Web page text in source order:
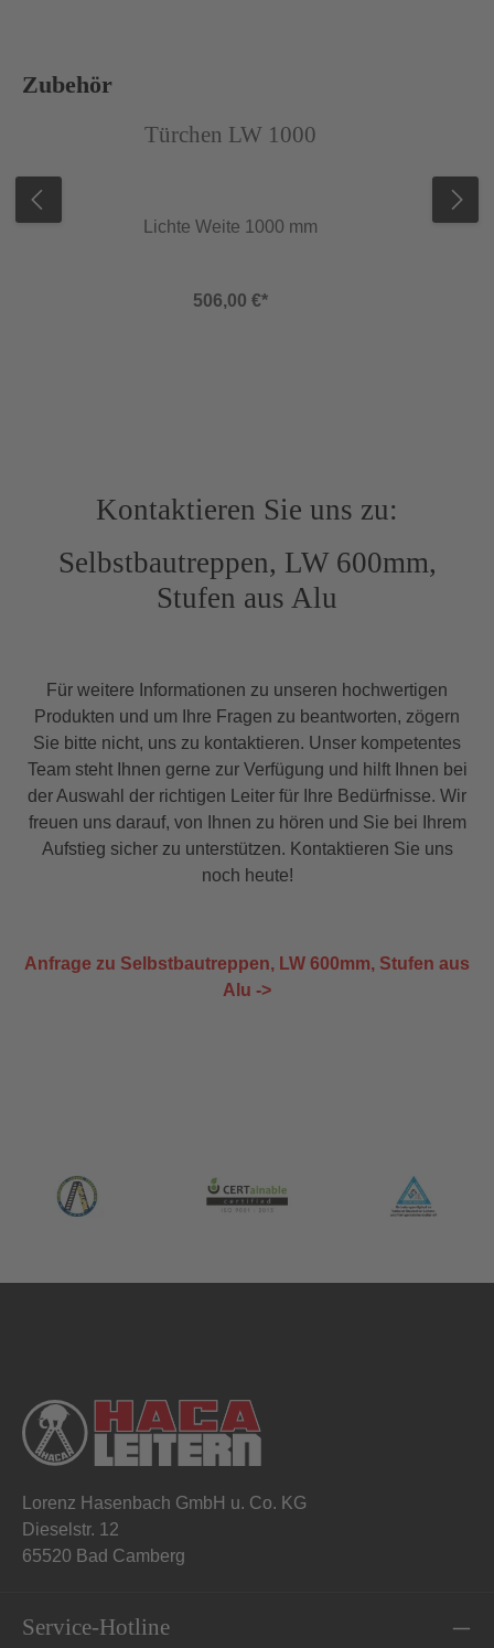
Lotrecht abgewinkelte Fußenden anstelle
schräger Wangenenden Treppenfußwinkel
Treppe komplett montiert (Aufpreis 20 %) Preis
Selbstbautreppen mit Neigung 35° – 36°
Produktgalerie überspringen
Zubehör
Türchen LW 1000
Lichte Weite 1000 mm
506,00 €*
Kontaktieren Sie uns zu:
Selbstbautreppen, LW 600mm,
Stufen aus Alu
Für weitere Informationen zu unseren hochwertigen
Produkten und um Ihre Fragen zu beantworten, zögern
Sie bitte nicht, uns zu kontaktieren. Unser kompetentes
Team steht Ihnen gerne zur Verfügung und hilft Ihnen bei
der Auswahl der richtigen Leiter für Ihre Bedürfnisse. Wir
freuen uns darauf, von Ihnen zu hören und Sie bei Ihrem
Aufstieg sicher zu unterstützen. Kontaktieren Sie uns
noch heute!
Anfrage zu Selbstbautreppen, LW 600mm, Stufen aus
Alu ->
Lorenz Hasenbach GmbH u. Co. KG
Dieselstr. 12
65520 Bad Camberg
Service-Hotline